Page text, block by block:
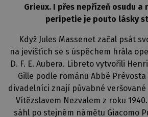
Grieux. I přes nepřízeň osudu a
peripetie je pouto lásky
Když Jules Massenet začal psát
na jevištích se s úspěchem hrála
D. F. E. Aubera. Libreto vytvořili
Gille podle románu Abbé Prévosta
divadelníci znají půvabné
Vítězslavem Nezvalem z roku
sáhl po stejném námětu Giacomo